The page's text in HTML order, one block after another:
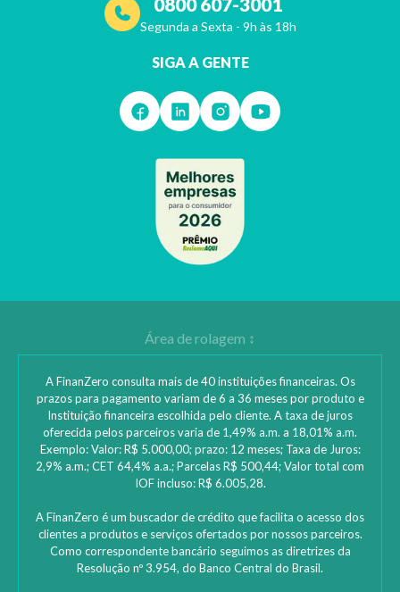
Segunda a Sexta - 9h às 18h
SIGA A GENTE
A FinanZero consulta mais de 40 instituições financeiras. Os
prazos para pagamento variam de 6 a 36 meses por produto e
Instituição financeira escolhida pelo cliente. A taxa de juros
oferecida pelos parceiros varia de 1,49% a.m. a 18,01% a.m.
Exemplo: Valor: R$ 5.000,00; prazo: 12 meses; Taxa de Juros:
2,9% a.m.; CET 64,4% a.a.; Parcelas R$ 500,44; Valor total com
IOF incluso: R$ 6.005,28.
A FinanZero é um buscador de crédito que facilita o acesso dos
clientes a produtos e serviços ofertados por nossos parceiros.
Como correspondente bancário seguimos as diretrizes da
Resolução nº 3.954, do Banco Central do Brasil.